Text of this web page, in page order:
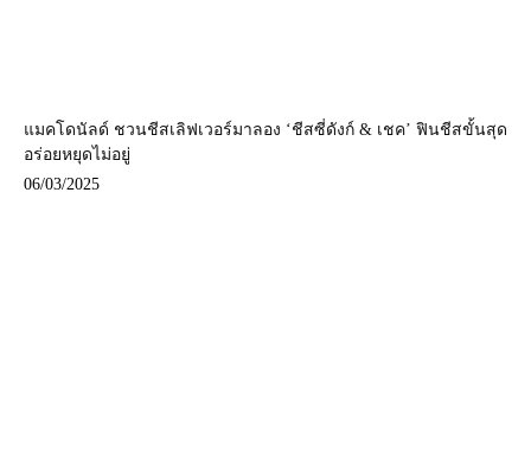
แมคโดนัลด์ ชวนชีสเลิฟเวอร์มาลอง ‘ชีสซี่ดังก์ & เชค’ ฟินชีสขั้นสุด
อร่อยหยุดไม่อยู่
06/03/2025